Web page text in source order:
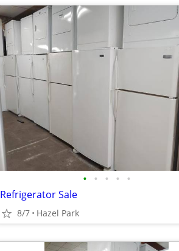
• • • • •
Refrigerator Sale
8/7 Hazel Park